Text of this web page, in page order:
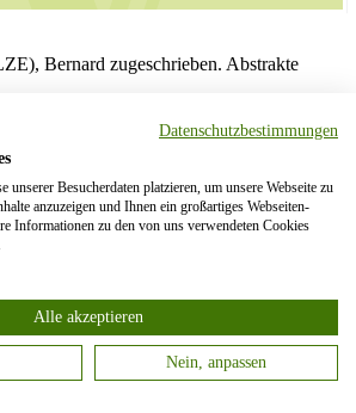
Bernard zugeschrieben. Abstrakte
bis 18 Uhr
Datenschutzbestimmungen
unserer Besucherdaten platzieren, um unsere Webseite zu
anzuzeigen und Ihnen ein großartiges Webseiten-
Informationen zu den von uns verwendeten Cookies
Alle akzeptieren
Nein, anpassen